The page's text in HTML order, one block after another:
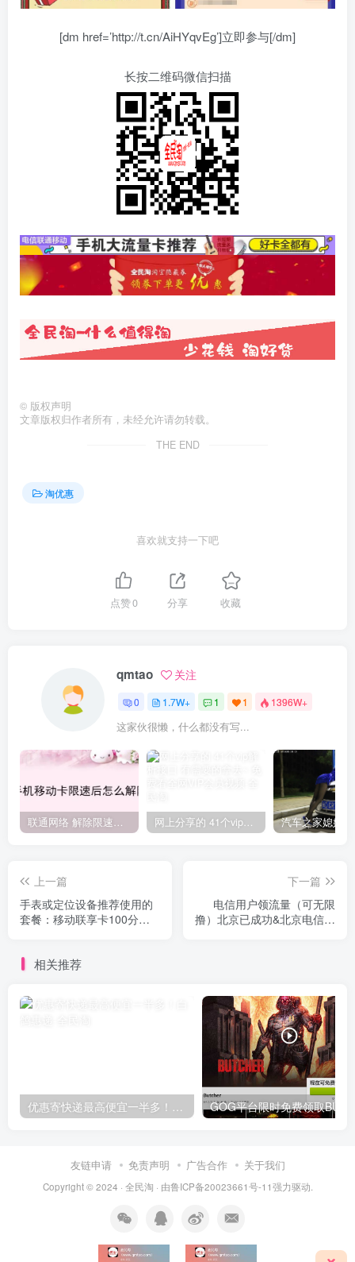
[dm href=’http://t.cn/AiHYqvEg’]立即参与[/dm]
长按二维码微信扫描
© 版权声明
文章版权归作者所有，未经允许请勿转载。
THE END
淘优惠
喜欢就支持一下吧
点赞0 分享 收藏
qmtao 关注
0 1.7W+ 1 1 1396W+
这家伙很懒，什么都没有写...
联通网络 解除限速方法参考！畅享、畅玩、老白干等及其它地区自测了 网上分享的 41个vip解析接口 有需要的拿去~ 免费看全网VIP会员视频
上一篇
手表或定位设备推荐使用的
套餐：移动联享卡100分钟
下一篇
电信用户领流量（可无限
撸）北京已成功&北京电信校
相关推荐
友链申请 免责声明 广告合作 关于我们
Copyright © 2024 · 全民淘 · 由鲁ICP备20023661号-11强力驱动.